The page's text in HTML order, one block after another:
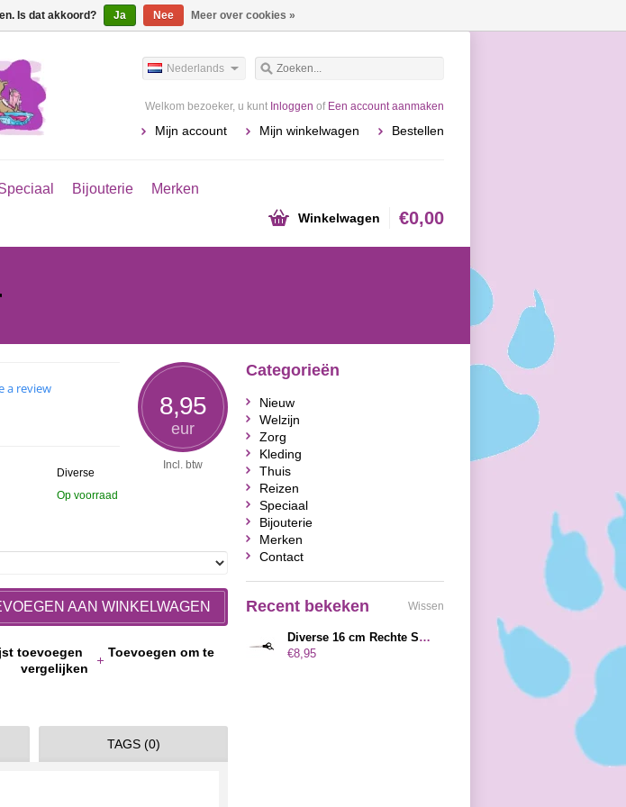
Nederlands
Welkom bezoeker, u kunt Inloggen of Een account aanmaken
Mijn account Mijn winkelwagen Bestellen
Bijouterie
Merken
Winkelwagen €0,00
8,95
eur
Incl. btw
a review
Diverse
Op voorraad
AAN WINKELWAGEN
toevoegen
Toevoegen om te
vergelijken
TAGS (0)
Categorieën
Nieuw
Welzijn
Zorg
Kleding
Thuis
Reizen
Speciaal
Bijouterie
Merken
Contact
Recent bekeken Wissen
Diverse 16 cm Rechte Schaar
€8,95
Is dat akkoord? Ja Nee Meer over cookies »